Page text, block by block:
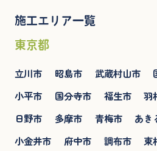
施工エリア一覧
東京都
立川市 昭島市 武蔵村山市
小平市
国分寺市 福生市 羽
日野市
多摩市 青梅市 あき
小金井市
府中市 調布市 東